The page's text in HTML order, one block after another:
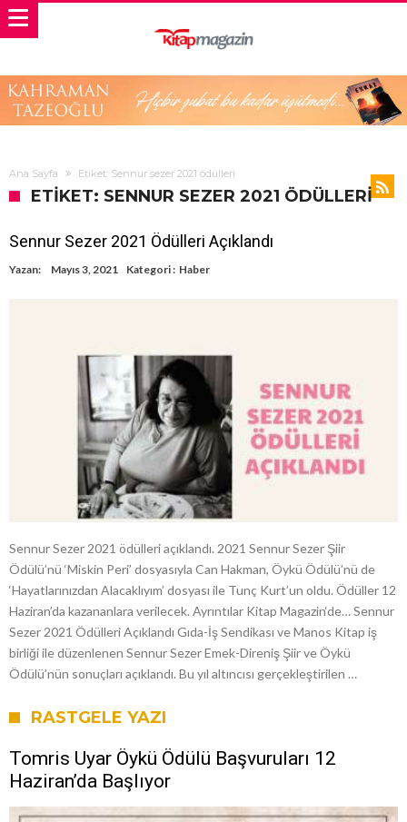
Ana Sayfa Etiket: Sennur sezer 2021 ödülleri
ETIKET: SENNUR SEZER 2021 ÖDÜLLERI
Sennur Sezer 2021 Ödülleri Açıklandı
Yazan: Mayıs 3, 2021 Kategori : Haber
Sennur Sezer 2021 ödülleri açıklandı. 2021 Sennur Sezer Şiir
Ödülü’nü ‘Miskin Peri’ dosyasıyla Can Hakman, Öykü Ödülü’nü de
‘Hayatlarınızdan Alacaklıyım’ dosyası ile Tunç Kurt’un oldu. Ödüller 12
Haziran’da kazananlara verilecek. Ayrıntılar Kitap Magazin‘de… Sennur
Sezer 2021 Ödülleri Açıklandı Gıda-İş Sendikası ve Manos Kitap iş
birliği ile düzenlenen Sennur Sezer Emek-Direniş Şiir ve Öykü
Ödülü’nün sonuçları açıklandı. Bu yıl altıncısı gerçekleştirilen …
RASTGELE YAZI
Tomris Uyar Öykü Ödülü Başvuruları 12
Haziran’da Başlıyor